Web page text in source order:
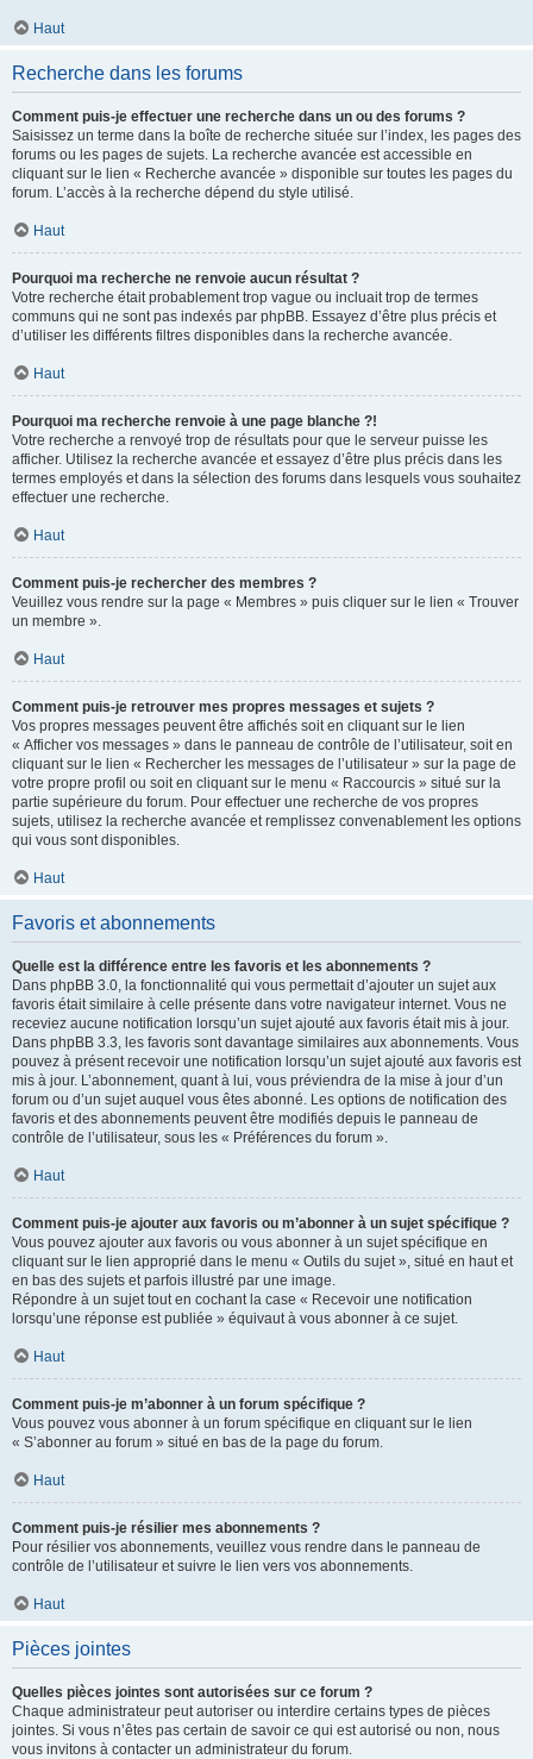
Haut
Recherche dans les forums
Comment puis-je effectuer une recherche dans un ou des forums ?
Saisissez un terme dans la boîte de recherche située sur l’index, les pages des
forums ou les pages de sujets. La recherche avancée est accessible en
cliquant sur le lien « Recherche avancée » disponible sur toutes les pages du
forum. L’accès à la recherche dépend du style utilisé.
Haut
Pourquoi ma recherche ne renvoie aucun résultat ?
Votre recherche était probablement trop vague ou incluait trop de termes
communs qui ne sont pas indexés par phpBB. Essayez d’être plus précis et
d’utiliser les différents filtres disponibles dans la recherche avancée.
Haut
Pourquoi ma recherche renvoie à une page blanche ?!
Votre recherche a renvoyé trop de résultats pour que le serveur puisse les
afficher. Utilisez la recherche avancée et essayez d’être plus précis dans les
termes employés et dans la sélection des forums dans lesquels vous souhaitez
effectuer une recherche.
Haut
Comment puis-je rechercher des membres ?
Veuillez vous rendre sur la page « Membres » puis cliquer sur le lien « Trouver
un membre ».
Haut
Comment puis-je retrouver mes propres messages et sujets ?
Vos propres messages peuvent être affichés soit en cliquant sur le lien
« Afficher vos messages » dans le panneau de contrôle de l’utilisateur, soit en
cliquant sur le lien « Rechercher les messages de l’utilisateur » sur la page de
votre propre profil ou soit en cliquant sur le menu « Raccourcis » situé sur la
partie supérieure du forum. Pour effectuer une recherche de vos propres
sujets, utilisez la recherche avancée et remplissez convenablement les options
qui vous sont disponibles.
Haut
Favoris et abonnements
Quelle est la différence entre les favoris et les abonnements ?
Dans phpBB 3.0, la fonctionnalité qui vous permettait d’ajouter un sujet aux
favoris était similaire à celle présente dans votre navigateur internet. Vous ne
receviez aucune notification lorsqu’un sujet ajouté aux favoris était mis à jour.
Dans phpBB 3.3, les favoris sont davantage similaires aux abonnements. Vous
pouvez à présent recevoir une notification lorsqu’un sujet ajouté aux favoris est
mis à jour. L’abonnement, quant à lui, vous préviendra de la mise à jour d’un
forum ou d’un sujet auquel vous êtes abonné. Les options de notification des
favoris et des abonnements peuvent être modifiés depuis le panneau de
contrôle de l’utilisateur, sous les « Préférences du forum ».
Haut
Comment puis-je ajouter aux favoris ou m’abonner à un sujet spécifique ?
Vous pouvez ajouter aux favoris ou vous abonner à un sujet spécifique en
cliquant sur le lien approprié dans le menu « Outils du sujet », situé en haut et
en bas des sujets et parfois illustré par une image.
Répondre à un sujet tout en cochant la case « Recevoir une notification
lorsqu’une réponse est publiée » équivaut à vous abonner à ce sujet.
Haut
Comment puis-je m’abonner à un forum spécifique ?
Vous pouvez vous abonner à un forum spécifique en cliquant sur le lien
« S’abonner au forum » situé en bas de la page du forum.
Haut
Comment puis-je résilier mes abonnements ?
Pour résilier vos abonnements, veuillez vous rendre dans le panneau de
contrôle de l’utilisateur et suivre le lien vers vos abonnements.
Haut
Pièces jointes
Quelles pièces jointes sont autorisées sur ce forum ?
Chaque administrateur peut autoriser ou interdire certains types de pièces
jointes. Si vous n’êtes pas certain de savoir ce qui est autorisé ou non, nous
vous invitons à contacter un administrateur du forum.